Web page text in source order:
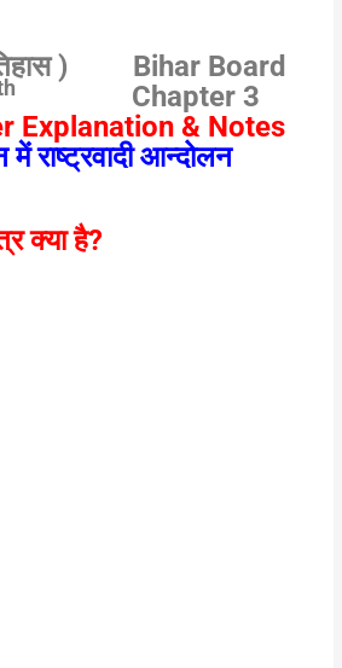
) Bihar Board
Chapter 3
Explanation & Notes
में राष्ट्रवादी आन्दोलन
क्या है?